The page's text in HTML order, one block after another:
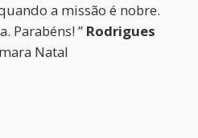
a missão é nobre.
Parabéns! ” Rodrigues
Natal